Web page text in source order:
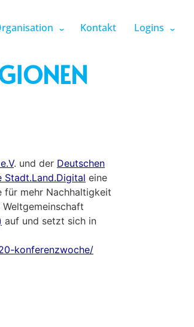
Kontakt Logins
. und der Deutschen
Stadt.Land.Digital eine
für mehr Nachhaltigkeit
auf und setzt sich in
konferenzwoche/